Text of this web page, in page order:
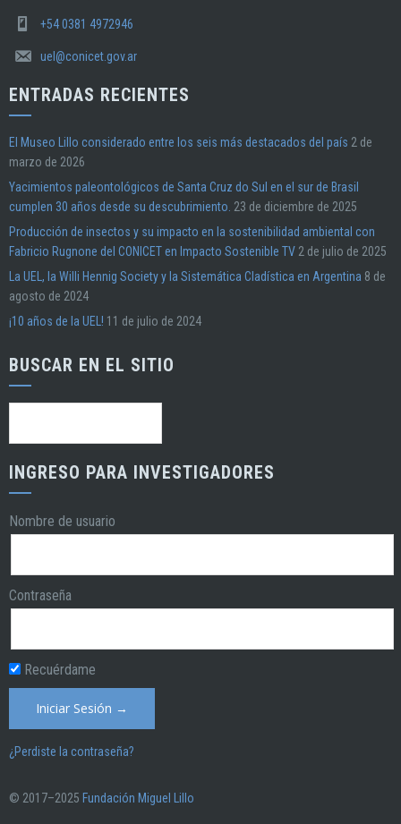
+54 0381 4972946
uel@conicet.gov.ar
ENTRADAS RECIENTES
El Museo Lillo considerado entre los seis más destacados del país 2 de
marzo de 2026
Yacimientos paleontológicos de Santa Cruz do Sul en el sur de Brasil
cumplen 30 años desde su descubrimiento. 23 de diciembre de 2025
Producción de insectos y su impacto en la sostenibilidad ambiental con
Fabricio Rugnone del CONICET en Impacto Sostenible TV 2 de julio de 2025
La UEL, la Willi Hennig Society y la Sistemática Cladística en Argentina 8 de
agosto de 2024
¡10 años de la UEL! 11 de julio de 2024
BUSCAR EN EL SITIO
INGRESO PARA INVESTIGADORES
Nombre de usuario
Contraseña
Recuérdame
¿Perdiste la contraseña?
© 2017–2025 Fundación Miguel Lillo